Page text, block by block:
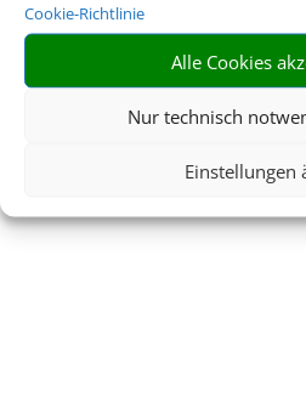
Cookie-Richtlinie
Alle Cookies
Nur technisch
Einstellungen
© 2026 •